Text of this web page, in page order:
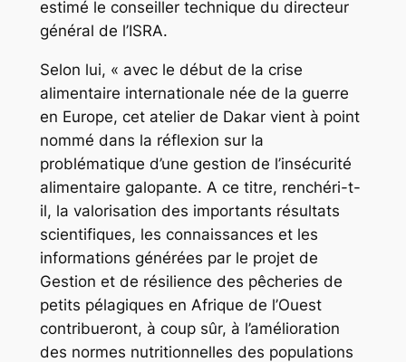
estimé le conseiller technique du directeur
général de l’ISRA.
Selon lui, « avec le début de la crise
alimentaire internationale née de la guerre
en Europe, cet atelier de Dakar vient à point
nommé dans la réflexion sur la
problématique d’une gestion de l’insécurité
alimentaire galopante. A ce titre, renchéri-t-
il, la valorisation des importants résultats
scientifiques, les connaissances et les
informations générées par le projet de
Gestion et de résilience des pêcheries de
petits pélagiques en Afrique de l’Ouest
contribueront, à coup sûr, à l’amélioration
des normes nutritionnelles des populations